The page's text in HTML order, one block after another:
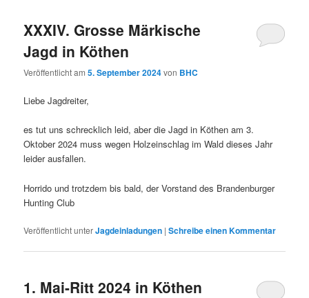
XXXIV. Grosse Märkische
Jagd in Köthen
Veröffentlicht am5. September 2024von BHC
Liebe Jagdreiter,
es tut uns schrecklich leid, aber die Jagd in Köthen am 3.
Oktober 2024 muss wegen Holzeinschlag im Wald dieses Jahr
leider ausfallen.
Horrido und trotzdem bis bald, der Vorstand des Brandenburger
Hunting Club
Veröffentlicht unterJagdeinladungen |Schreibe einen Kommentar
1. Mai-Ritt 2024 in Köthen